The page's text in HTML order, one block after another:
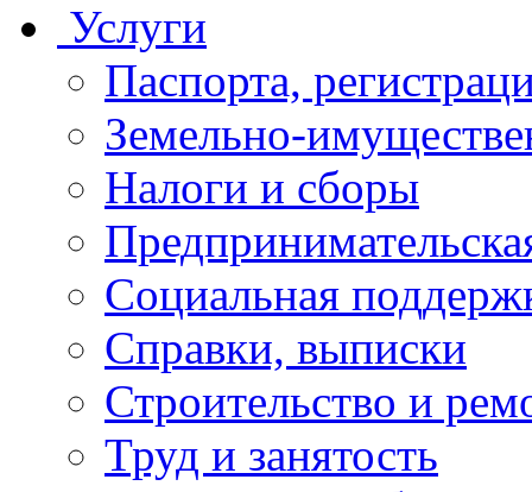
Услуги
Паспорта,
Земельно-
Налоги и сборы
Социальная
Справки, выписки
Строительство и
Труд и занятость